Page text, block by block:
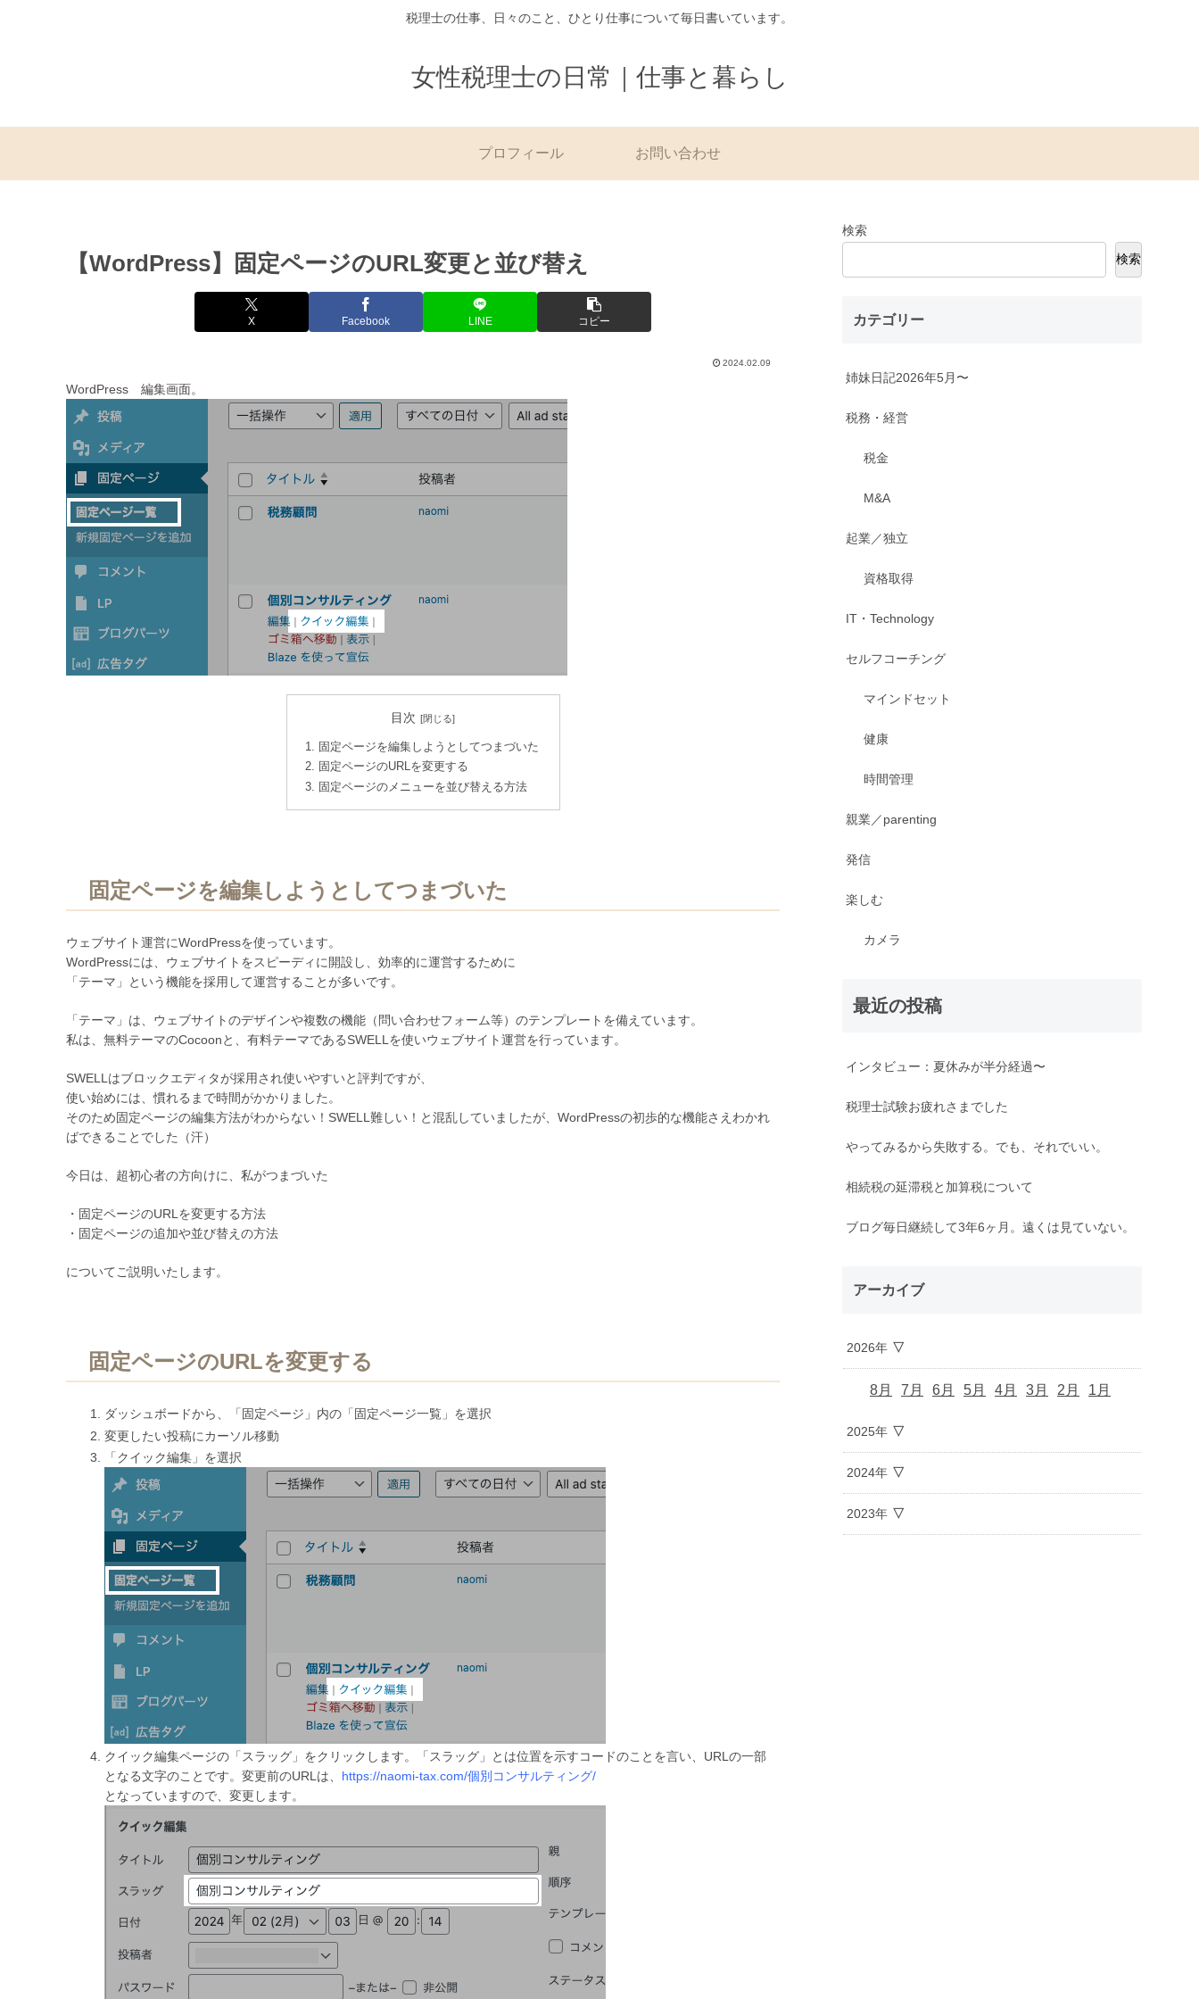
税理士の仕事、日々のこと、ひとり仕事について毎日書いています。
女性税理士の日常｜仕事と暮らし
プロフィール お問い合わせ
【WordPress】固定ページのURL変更と並び替え
X Facebook LINE コピー
2024.02.09
WordPress 編集画面。
目次
固定ページを編集しようとしてつまづいた
固定ページのURLを変更する
固定ページのメニューを並び替える方法
固定ページを編集しようとしてつまづいた
ウェブサイト運営にWordPressを使っています。
WordPressには、ウェブサイトをスピーディに開設し、効率的に運営するために
「テーマ」という機能を採用して運営することが多いです。
「テーマ」は、ウェブサイトのデザインや複数の機能（問い合わせフォーム等）のテンプレートを備えています。
私は、無料テーマのCocoonと、有料テーマであるSWELLを使いウェブサイト運営を行っています。
SWELLはブロックエディタが採用され使いやすいと評判ですが、
使い始めには、慣れるまで時間がかかりました。
そのため固定ページの編集方法がわからない！SWELL難しい！と混乱していましたが、WordPressの初歩的な機能さえわかれ
ばできることでした（汗）
今日は、超初心者の方向けに、私がつまづいた
・固定ページのURLを変更する方法
・固定ページの追加や並び替えの方法
についてご説明いたします。
固定ページのURLを変更する
ダッシュボードから、「固定ページ」内の「固定ページ一覧」を選択
変更したい投稿にカーソル移動
「クイック編集」を選択
クイック編集ページの「スラッグ」をクリックします。「スラッグ」とは位置を示すコードのことを言い、URLの一部
となる文字のことです。変更前のURLは、 https://naomi-tax.com/個別コンサルティング/
となっていますので、変更します。
検索
検索
カテゴリー
姉妹日記2026年5月〜
税務・経営
税金
M&A
起業／独立
資格取得
IT・Technology
セルフコーチング
マインドセット
健康
時間管理
親業／parenting
発信
楽しむ
カメラ
最近の投稿
インタビュー：夏休みが半分経過〜
税理士試験お疲れさまでした
やってみるから失敗する。でも、それでいい。
相続税の延滞税と加算税について
ブログ毎日継続して3年6ヶ月。遠くは見ていない。
アーカイブ
2026年
8月 7月 6月 5月 4月 3月 2月 1月
2025年
2024年
2023年